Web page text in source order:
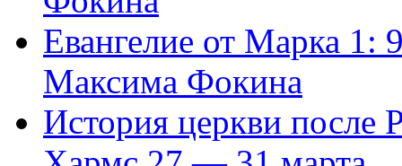
Евангелие от Марка 1:
Максима Фокина
История церкви